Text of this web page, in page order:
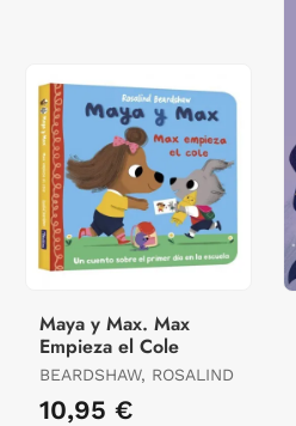
Maya y Max. Max
Empieza el Cole
BEARDSHAW, ROSALIND
10,95 €